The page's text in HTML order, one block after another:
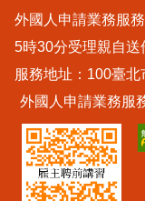
外國人申請業務服
5時30分受理親自送
服務地址：100臺
外國人申請業務服